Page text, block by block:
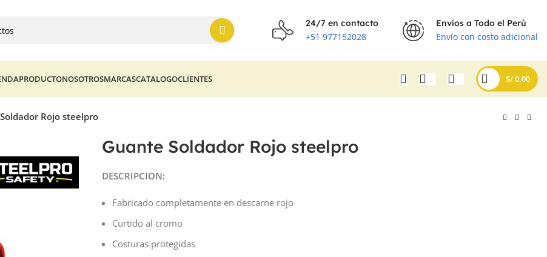
24/7 en contacto
+51 977152028
Envíos a Todo el Perú
Envío con costo adicional
PRODUCTONOSOTROSMARCASCATALOGOCLIENTES S/0.00
Rojo steelpro
Guante Soldador Rojo steelpro
DESCRIPCION:
Fabricado completamente en descarne rojo
Curtido al cromo
Costuras protegidas